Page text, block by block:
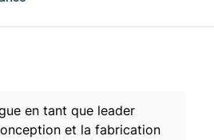
en tant que leader
et la fabrication